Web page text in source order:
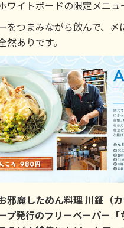
ワイトボードの限定メニュ
をつまみながら飲んで、〆
ありです。
邪魔しためん料理 川鉦（
プ発行のフリーペーパー「